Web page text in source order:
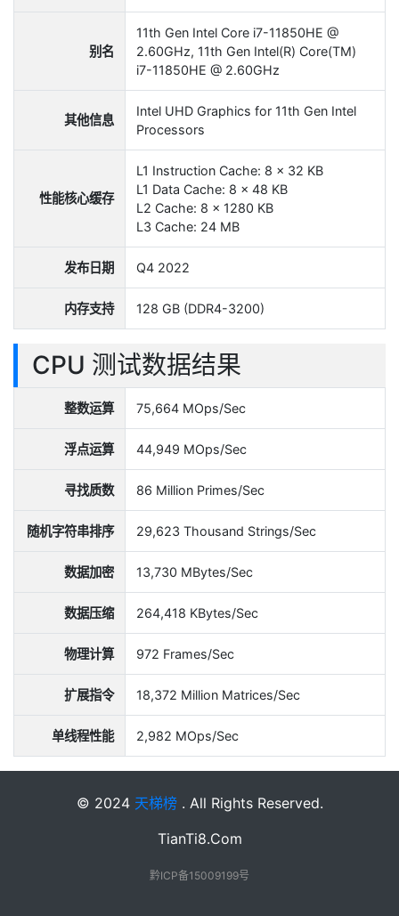
别名
11th Gen Intel Core i7-11850HE @
2.60GHz, 11th Gen Intel(R) Core(TM)
i7-11850HE @ 2.60GHz
其他信息
Intel UHD Graphics for 11th Gen Intel
Processors
性能核心缓存
L1 Instruction Cache: 8 x 32 KB
L1 Data Cache: 8 x 48 KB
L2 Cache: 8 x 1280 KB
L3 Cache: 24 MB
发布日期 Q4 2022
内存支持 128 GB (DDR4-3200)
CPU 测试数据结果
整数运算 75,664 MOps/Sec
浮点运算 44,949 MOps/Sec
寻找质数 86 Million Primes/Sec
随机字符串排序 29,623 Thousand Strings/Sec
数据加密 13,730 MBytes/Sec
数据压缩 264,418 KBytes/Sec
物理计算 972 Frames/Sec
扩展指令 18,372 Million Matrices/Sec
单线程性能 2,982 MOps/Sec
© 2024 天梯榜. All Rights Reserved.
TianTi8.Com
黔ICP备15009199号